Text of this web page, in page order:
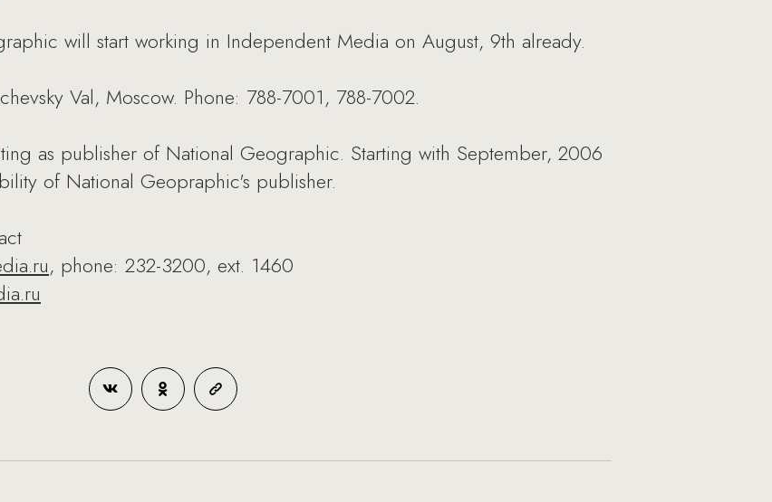
will start working in Independent Media on August, 9th already.
Val, Moscow. Phone: 788-7001, 788-7002.
as publisher of National Geographic. Starting with September, 2006
of National Geopraphic's publisher.
, phone: 232-3200, ext. 1460